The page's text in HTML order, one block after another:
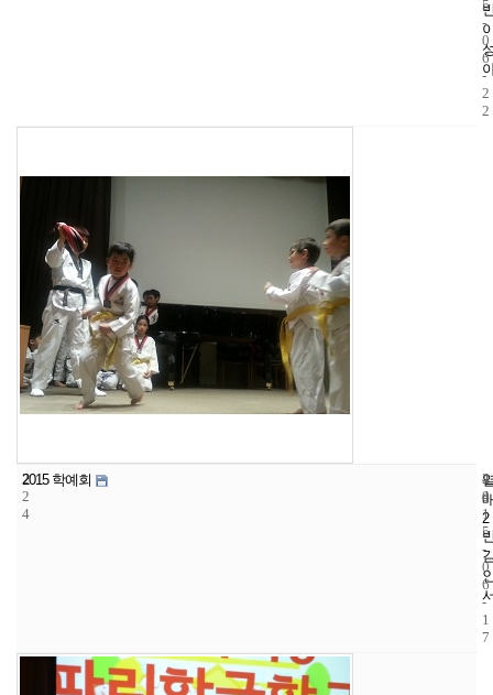
5
-
0
6
-
2
2
2
2
4
2015 학예회
2
4
4
2
0
1
5
-
0
6
-
1
7